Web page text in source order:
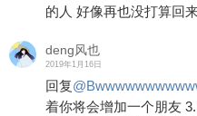
的人 好像再也没打算回
deng风也
2019年1月16日
回复@
着你将会增加一个朋友